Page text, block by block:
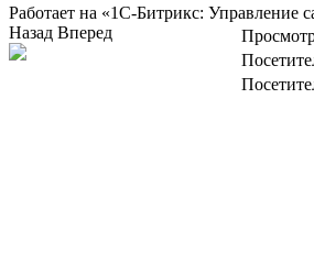
Работает на «1С-Битрикс: Управление
Назад Вперед